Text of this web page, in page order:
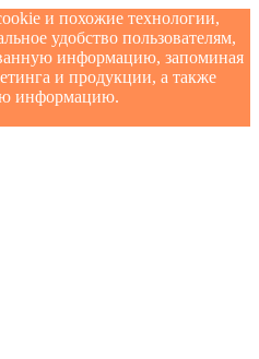
и похожие технологии,
удобство пользователям,
информацию, запоминая
и продукции, а также
информацию.